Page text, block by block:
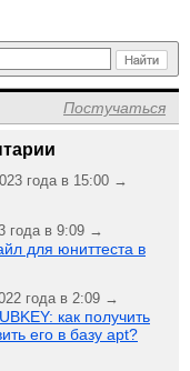
Постучаться
года в 15:00 →
года в 9:09 →
для юниттеста в
года в 2:09 →
как получить
его в базу apt?